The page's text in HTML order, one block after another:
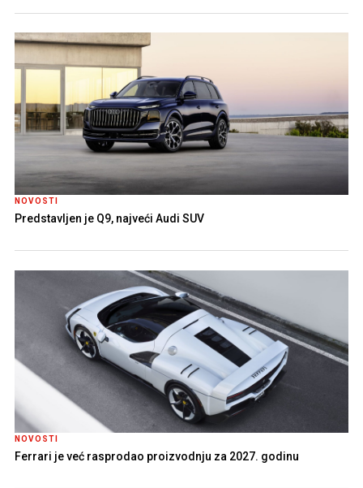
NOVOSTI
Predstavljen je Q9, najveći Audi SUV
NOVOSTI
Ferrari je već rasprodao proizvodnju za 2027. godinu